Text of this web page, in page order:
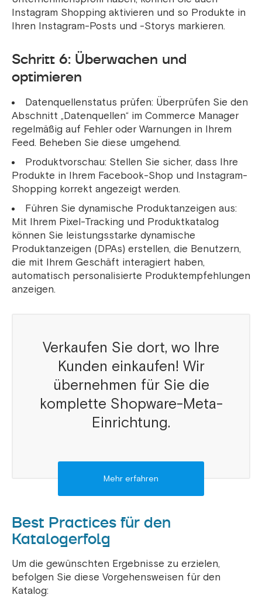
Instagram Shopping aktivieren und so Produkte in
Ihren Instagram-Posts und -Storys markieren.
Schritt 6: Überwachen und
optimieren
Datenquellenstatus prüfen: Überprüfen Sie den
Abschnitt „Datenquellen“ im Commerce Manager
regelmäßig auf Fehler oder Warnungen in Ihrem
Feed. Beheben Sie diese umgehend.
Produktvorschau: Stellen Sie sicher, dass Ihre
Produkte in Ihrem Facebook-Shop und Instagram-
Shopping korrekt angezeigt werden.
Führen Sie dynamische Produktanzeigen aus:
Mit Ihrem Pixel-Tracking und Produktkatalog
können Sie leistungsstarke dynamische
Produktanzeigen (DPAs) erstellen, die Benutzern,
die mit Ihrem Geschäft interagiert haben,
automatisch personalisierte Produktempfehlungen
anzeigen.
Verkaufen Sie dort, wo Ihre
Kunden einkaufen! Wir
übernehmen für Sie die
komplette Shopware-Meta-
Einrichtung.
Mehr erfahren
Best Practices für den
Katalogerfolg
Um die gewünschten Ergebnisse zu erzielen,
befolgen Sie diese Vorgehensweisen für den
Katalog: